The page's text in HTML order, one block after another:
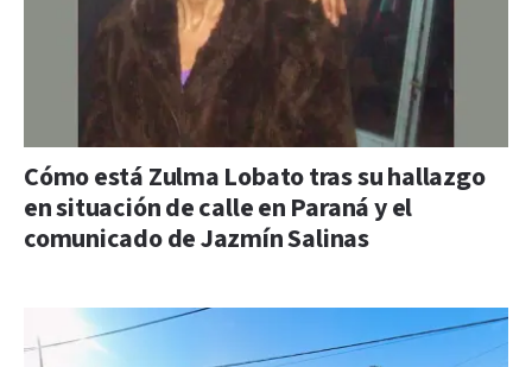
Cómo está Zulma Lobato tras su hallazgo
en situación de calle en Paraná y el
comunicado de Jazmín Salinas